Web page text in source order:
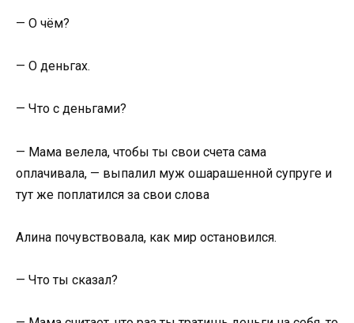
— О чём?
— О деньгах.
— Что с деньгами?
— Мама велела, чтобы ты свои счета сама
оплачивала, — выпалил муж ошарашенной супруге и
тут же поплатился за свои слова
Алина почувствовала, как мир остановился.
— Что ты сказал?